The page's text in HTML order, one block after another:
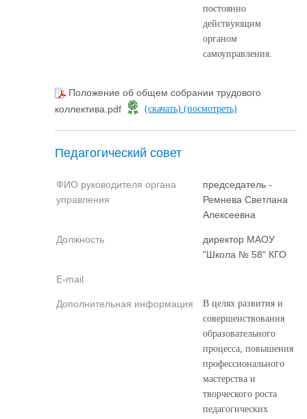
постоянно
действующим
органом
самоуправления.
Положение об общем собрании трудового
коллектива.pdf
(скачать) (посмотреть)
Педагогический совет
ФИО руководителя органа
управления
председатель -
Ремнева Светлана
Алексеевна
Должность
директор МАОУ
"Школа № 58" КГО
E-mail
Дополнительная информация
В целях развития и
совершенствования
образовательного
процесса, повышения
профессионального
мастерства и
творческого роста
педагогических